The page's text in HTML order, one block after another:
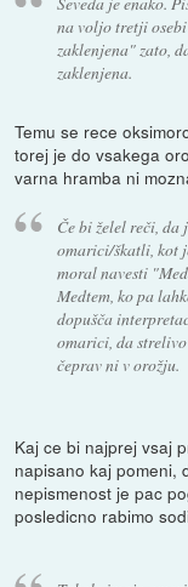
na voljo tretji
zaklenjena" zato,
zaklenjena.
Temu se rece
torej je do vsakega
varna hramba ni
Če bi želel reči,
omarici/škatli, kot
moral navesti
Medtem, ko pa
dopušča
omarici, da
čeprav ni v orožju.
Kaj ce bi najprej vsaj
napisano kaj pomeni,
nepismenost je pac
posledicno rabimo